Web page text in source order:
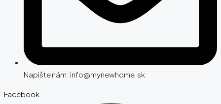
Napište nám: info@mynewhome.sk
Facebook